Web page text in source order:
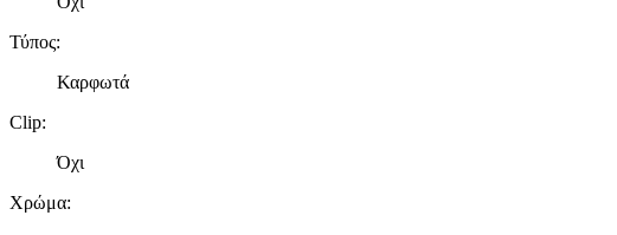
Τύπος:
Καρφωτά
Clip:
Όχι
Χρώμα: